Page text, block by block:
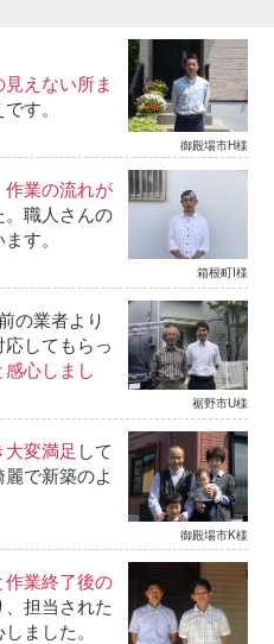
えない所ま
す。
御殿場市H様
業の流れが
。職人さんの
す。
箱根町I様
の業者より
してもらっ
心しまし
裾野市U様
変満足 して
で新築のよ
御殿場市K様
業終了後の
担当された
ました。